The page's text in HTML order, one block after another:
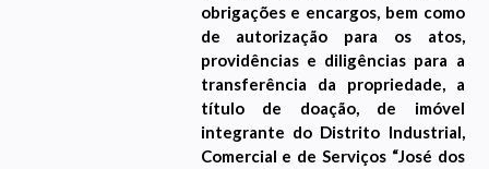
obrigações e encargos, bem como
de autorização para os atos,
providências e diligências para a
transferência da propriedade, a
título de doação, de imóvel
integrante do Distrito Industrial,
Comercial e de Serviços “José dos